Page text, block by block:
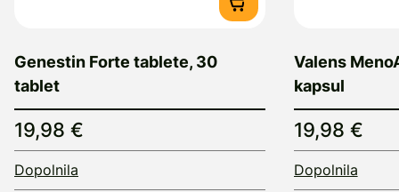
Genestin Forte tablete, 30
tablet
19,98 €
Dopolnila
Valens
kapsul
19,98 €
Dopolnila